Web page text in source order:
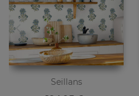
Seillans